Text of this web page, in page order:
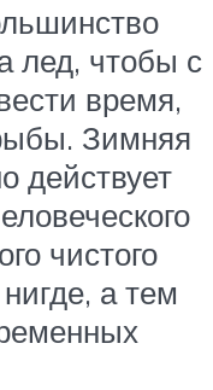
лед, чтобы с
время,
Зимняя
действует
чистого
а тем